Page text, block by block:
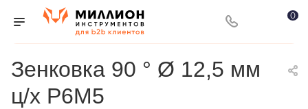
0
Зенковка 90 ° Ø 12,5 мм
ц/х Р6М5